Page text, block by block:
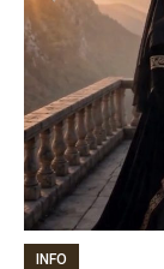
INFO